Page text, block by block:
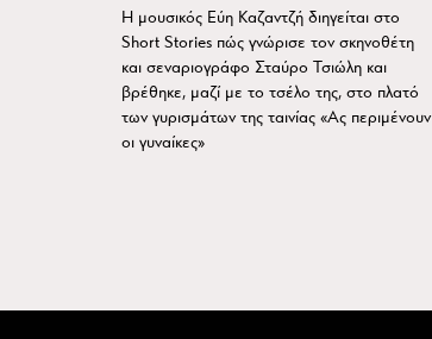
Η μουσικός Εύη Καζαντζή διηγείται στο
Short Stories πώς γνώρισε τον σκηνοθέτη
και σεναριογράφο Σταύρο Τσιώλη και
βρέθηκε, μαζί με το τσέλο της, στο πλατό
των γυρισμάτων της ταινίας «Ας περιμένουν
οι γυναίκες»